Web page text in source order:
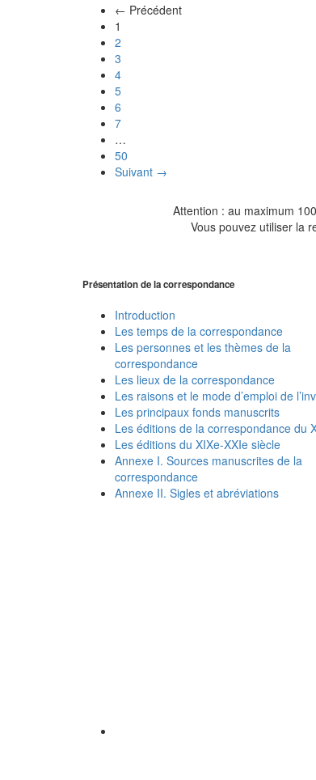
← Précédent
1
2
3
4
5
6
7
…
50
Suivant →
Attention : au maximum
Vous pouvez utiliser la
Présentation de la correspondance
Introduction
Les temps de la correspondance
Les personnes et les thèmes de la
correspondance
Les lieux de la correspondance
Les raisons et le mode d’emploi de
Les principaux fonds manuscrits
Les éditions de la correspondance du
Les éditions du XIXe-XXIe siècle
Annexe I. Sources manuscrites de la
correspondance
Annexe II. Sigles et abréviations